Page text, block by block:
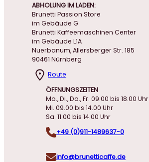
ABHOLUNG IM LADEN:
Brunetti Passion Store
im Gebäude G
Brunetti Kaffeemaschinen Center
im Gebäude L1A
Nuerbanum, Allersberger Str. 185
90461 Nürnberg
Route
ÖFFNUNGSZEITEN
Mo., Di., Do., Fr. 09.00 bis 18.00 Uhr
Mi. 09.00 bis 14.00 Uhr
Sa. 11.00 bis 14.00 Uhr
+49 (0)911-1489637-0
info@brunetticaffe.de